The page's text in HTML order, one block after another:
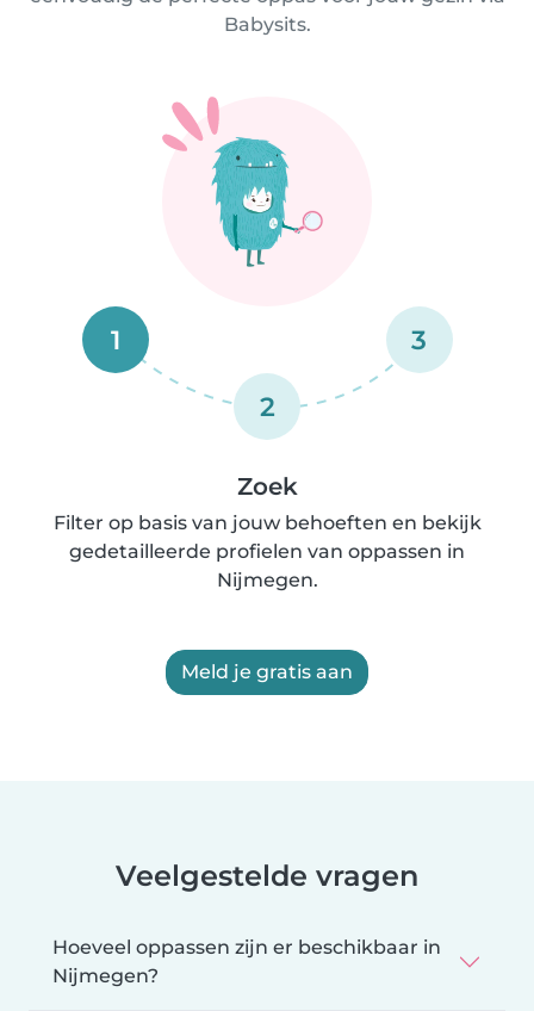
Babysits.
1
2
3
Zoek
Filter op basis van jouw behoeften en bekijk
gedetailleerde profielen van oppassen in
Nijmegen.
Meld je gratis aan
Veelgestelde vragen
Hoeveel oppassen zijn er beschikbaar in
Nijmegen?